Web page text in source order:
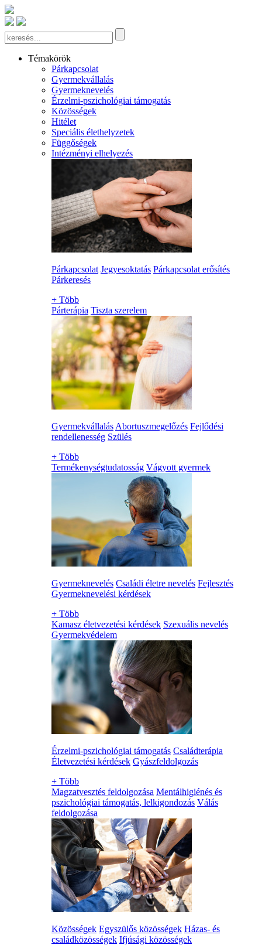
Témakörök
Párkapcsolat
Gyermekvállalás
Gyermeknevelés
Érzelmi-pszichológiai támogatás
Közösségek
Hitélet
Speciális élethelyzetek
Függőségek
Intézményi elhelyezés
Párkapcsolat Jegyesoktatás Párkapcsolat erősítés
Párkeresés
+ Több
Párterápia Tiszta szerelem
Gyermekvállalás Abortuszmegelőzés Fejlődési
rendellenesség Szülés
+ Több
Termékenységtudatosság Vágyott gyermek
Gyermeknevelés Családi életre nevelés Fejlesztés
Gyermeknevelési kérdések
+ Több
Kamasz életvezetési kérdések Szexuális nevelés
Gyermekvédelem
Érzelmi-pszichológiai támogatás Családterápia
Életvezetési kérdések Gyászfeldolgozás
+ Több
Magzatvesztés feldolgozása Mentálhigiénés és
pszichológiai támogatás, lelkigondozás Válás
feldolgozása
Közösségek Egyszülős közösségek Házas- és
családközösségek Ifjúsági közösségek